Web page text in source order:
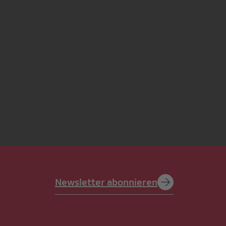
Newsletter abonnieren